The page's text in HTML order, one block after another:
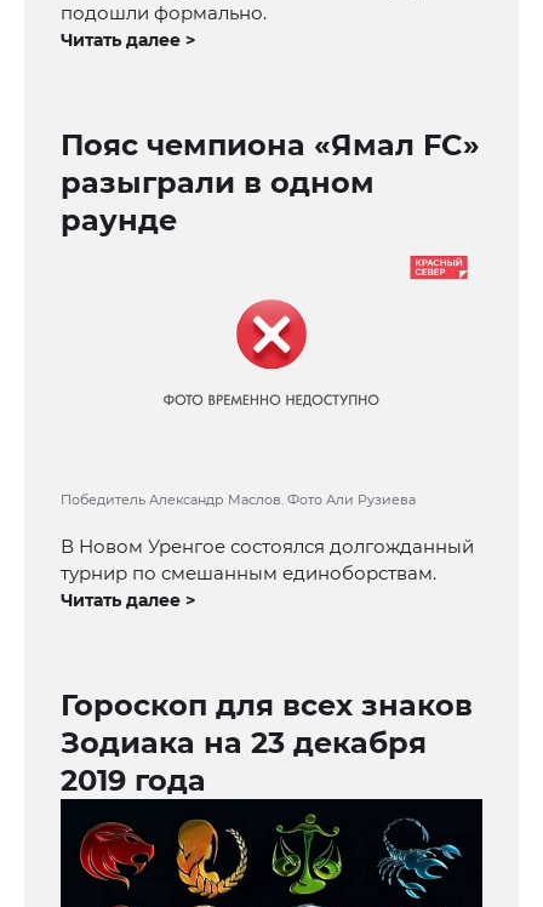
подошли формально.
Читать далее >
Пояс чемпиона «Ямал FC»
разыграли в одном
раунде
Победитель Александр Маслов. Фото Али Рузиева
В Новом Уренгое состоялся долгожданный
турнир по смешанным единоборствам.
Читать далее >
Гороскоп для всех знаков
Зодиака на 23 декабря
2019 года